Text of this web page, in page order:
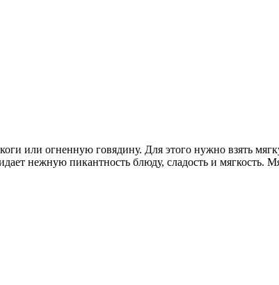
или огненную говядину. Для этого нужно взять
нежную пикантность блюду, сладость и мягкость.